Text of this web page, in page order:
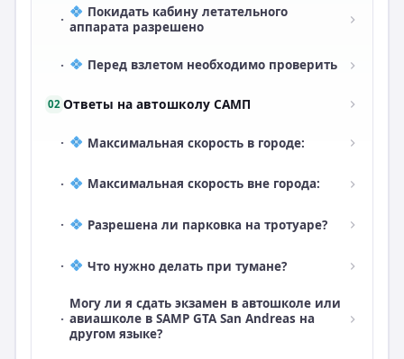
·
Покидать кабину летательного
аппарата разрешено
· Перед взлетом необходимо проверить
02 Ответы на автошколу САМП
· Максимальная скорость в городе:
· Максимальная скорость вне города:
· Разрешена ли парковка на тротуаре?
· Что нужно делать при тумане?
·
Могу ли я сдать экзамен в автошколе или
авиашколе в SAMP GTA San Andreas на
другом языке?